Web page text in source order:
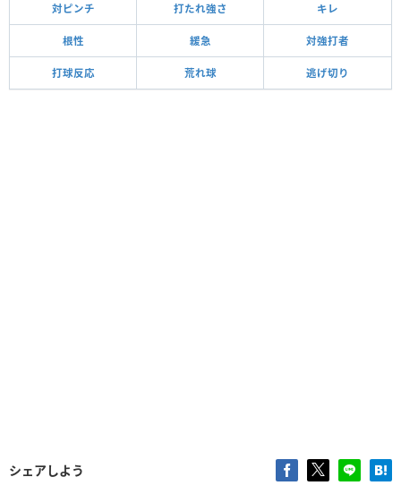
対ピンチ 打たれ強さ キレ
根性 緩急 対強打者
打球反応 荒れ球 逃げ切り
シェアしよう